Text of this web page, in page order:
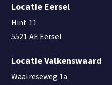
Locatie Eersel
Hint 11
5521 AE Eersel
Locatie Valkenswaard
Waalreseweg 1a